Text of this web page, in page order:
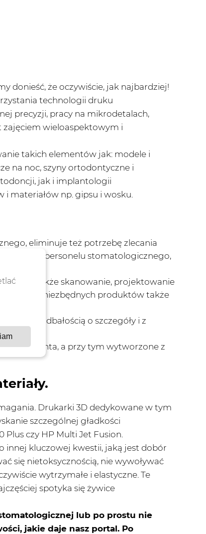
donieść, że oczywiście, jak najbardziej!
technologii druku
precyzji, pracy na mikrodetalach,
zajęciem wieloaspektowym i
takich elementów jak: modele i
na noc, szyny ortodontyczne i
jak i implantologii
materiałów np. gipsu i wosku.
eliminuje też potrzebę zlecania
lekarzy i personelu stomatologicznego,
w tym także skanowanie, projektowanie
niezbędnych produktów także
dbałością o szczegóły i z
do pacjenta, a przy tym wytworzone z
Drukarki 3D dedykowane w tym
szczególnej gładkości
czy HP Multi Jet Fusion.
innej kluczowej kwestii, jaką jest dobór
się nietoksycznością, nie wywoływać
wytrzymałe i elastyczne. Te
spotyka się żywice
lub po prostu nie
jakie daje nasz portal. Po